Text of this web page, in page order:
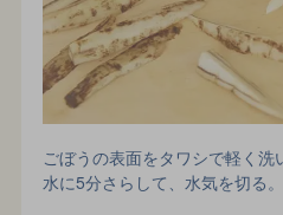
ごぼうの表面をタワシで軽く洗
水に5分さらして、水気を切る。